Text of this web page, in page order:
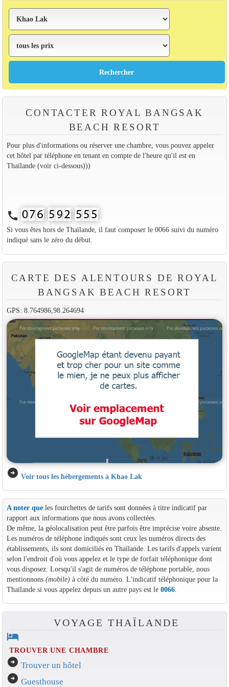
CONTACTER ROYAL BANGSAK
BEACH RESORT
Pour plus d'informations ou réserver une chambre, vous pouvez appeler
cet hôtel par téléphone en tenant en compte de l'heure qu'il est en
Thaïlande (voir ci-dessous)))
call
Si vous êtes hors de Thaïlande, il faut composer le 0066 suivi du numéro
indiqué sans le zéro du début.
CARTE DES ALENTOURS DE ROYAL
BANGSAK BEACH RESORT
GPS: 8.764986,98.264694
arrow_circle_right Voir tous les hébergements à Khao Lak
A noter queles fourchettes de tarifs sont données à titre indicatif par
rapport aux informations que nous avons collectées.
De même, la géolocalisation peut être parfois être imprécise voire absente.
Les numéros de téléphone indiqués sont ceux les numéros directs des
établissements, ils sont domiciliés en Thaïlande. Les tarifs d'appels varient
selon l'endroit d'où vous appelez et le type de forfait téléphonique dont
vous disposez. Lorsqu'il s'agit de numéros de téléphone portable, nous
mentionnons (mobile)à côté du numéro. L'indicatif téléphonique pour la
Thaïlande si vous appelez depuis un autre pays est le 0066.
VOYAGE THAÏLANDE
hotel
TROUVER UNE CHAMBRE
arrow_circle_right Trouver un hôtel
arrow_circle_right Guesthouse